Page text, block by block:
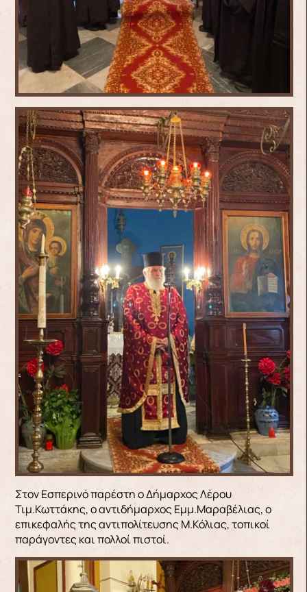
Στον Εσπερινό παρέστη ο Δήμαρχος Λέρου
Τιμ.Κωττάκης, ο αντιδήμαρχος Εμμ.Μαραβέλιας, ο
επικεφαλής της αντιπολίτευσης Μ.Κόλιας, τοπικοί
παράγοντες και πολλοί πιστοί.